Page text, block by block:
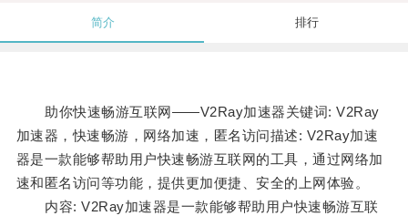
简介 排行
助你快速畅游互联网——V2Ray加速器关键词: V2Ray
加速器，快速畅游，网络加速，匿名访问描述: V2Ray加速
器是一款能够帮助用户快速畅游互联网的工具，通过网络加
速和匿名访问等功能，提供更加便捷、安全的上网体验。
内容: V2Ray加速器是一款能够帮助用户快速畅游互联